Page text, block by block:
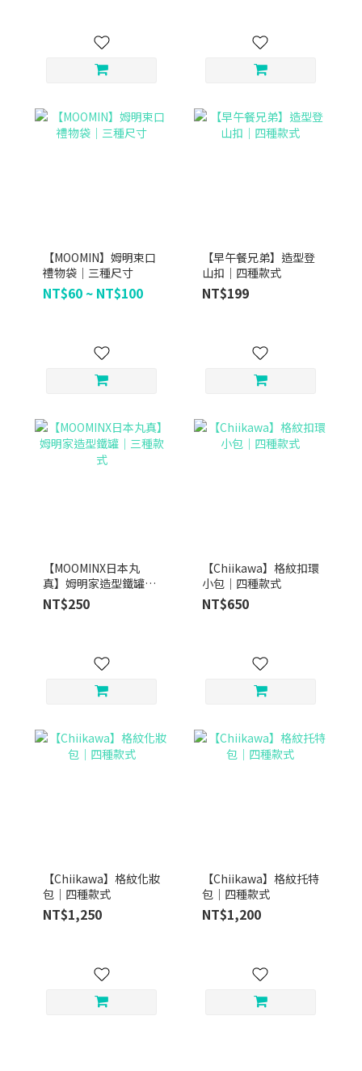
【MOOMIN】姆明束口
禮物袋｜三種尺寸
NT$60 ~ NT$100
【早午餐兄弟】造型登
山扣｜四種款式
NT$199
【MOOMINX日本丸
真】姆明家造型鐵罐｜
三種款式
NT$250
【Chiikawa】格紋扣環
小包｜四種款式
NT$650
【Chiikawa】格紋化妝
包｜四種款式
NT$1,250
【Chiikawa】格紋托特
包｜四種款式
NT$1,200